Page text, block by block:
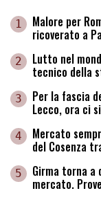
1 Malore per
ricoverato a
2 Lutto nel
tecnico della
3 Per la fascia
Lecco, ora ci
4 Mercato
del Cosenza
5 Girma torna a
mercato.